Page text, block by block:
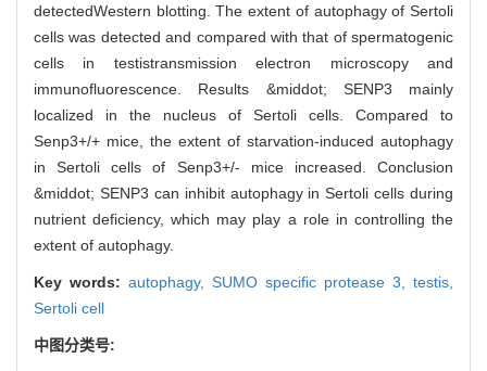
detectedWestern blotting. The extent of autophagy of Sertoli
cells was detected and compared with that of spermatogenic
cells in testistransmission electron microscopy and
immunofluorescence. Results &middot; SENP3 mainly
localized in the nucleus of Sertoli cells. Compared to
Senp3+/+ mice, the extent of starvation-induced autophagy
in Sertoli cells of Senp3+/- mice increased. Conclusion
&middot; SENP3 can inhibit autophagy in Sertoli cells during
nutrient deficiency, which may play a role in controlling the
extent of autophagy.
Key words: autophagy, SUMO specific protease 3, testis,
Sertoli cell
中图分类号: